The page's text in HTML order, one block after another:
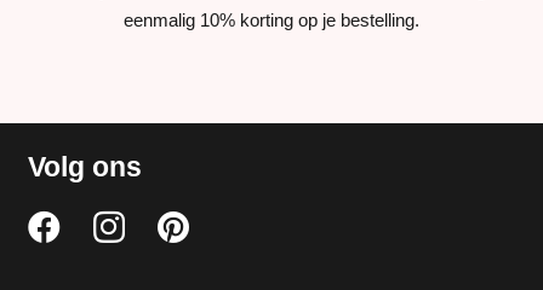
eenmalig 10% korting op je bestelling.
Volg ons